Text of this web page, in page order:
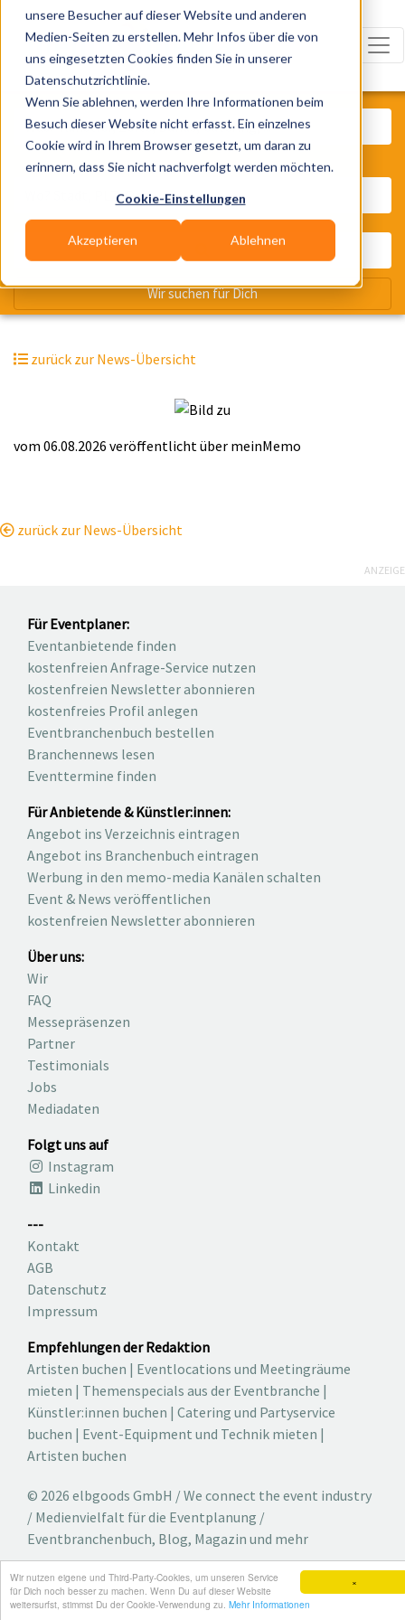
×
Wir nutzen eigene und Third-Party-Cookies, um unseren Service
für Dich noch besser zu machen. Wenn Du auf dieser Website
weitersurfst, stimmst Du der Cookie-Verwendung zu. Mehr Informationen
unsere Besucher auf dieser Website und anderen
Medien-Seiten zu erstellen. Mehr Infos über die von
uns eingesetzten Cookies finden Sie in unserer
Datenschutzrichtlinie.
Wenn Sie ablehnen, werden Ihre Informationen beim
Besuch dieser Website nicht erfasst. Ein einzelnes
Cookie wird in Ihrem Browser gesetzt, um daran zu
erinnern, dass Sie nicht nachverfolgt werden möchten.
Cookie-Einstellungen
Akzeptieren Ablehnen
zurück zur News-Übersicht
vom 06.08.2026 veröffentlicht über meinMemo
zurück zur News-Übersicht
Was? Künstler, Zelte, Bands,
Wo? Stadt, PLZ, Ort
Wir suchen für Dich
ANZEIGE
Für Eventplaner:
Eventanbietende finden
kostenfreien Anfrage-Service nutzen
kostenfreien Newsletter abonnieren
kostenfreies Profil anlegen
Eventbranchenbuch bestellen
Branchennews lesen
Eventtermine finden
Für Anbietende & Künstler:innen:
Angebot ins Verzeichnis eintragen
Angebot ins Branchenbuch eintragen
Werbung in den memo-media Kanälen schalten
Event & News veröffentlichen
kostenfreien Newsletter abonnieren
Über uns:
Wir
FAQ
Messepräsenzen
Partner
Testimonials
Jobs
Mediadaten
Folgt uns auf
Instagram
Linkedin
---
Kontakt
AGB
Datenschutz
Impressum
Empfehlungen der Redaktion
Artisten buchen | Eventlocations und Meetingräume
mieten | Themenspecials aus der Eventbranche |
Künstler:innen buchen | Catering und Partyservice
buchen | Event-Equipment und Technik mieten |
Artisten buchen
© 2026 elbgoods GmbH / We connect the event industry
/ Medienvielfalt für die Eventplanung /
Eventbranchenbuch, Blog, Magazin und mehr